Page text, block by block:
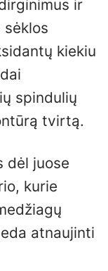
ir
kiekiu
spindulių
tvirtą.
dėl juose
kurie
atnaujinti